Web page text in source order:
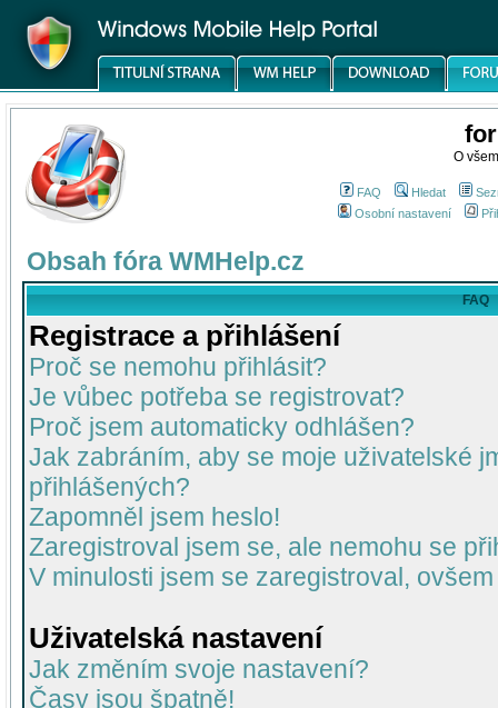
O
FAQ Hledat
Osobní nastavení
Obsah fóra WMHelp.cz
FAQ
Registrace a přihlášení
Proč se nemohu přihlásit?
Je vůbec potřeba se registrovat?
Proč jsem automaticky odhlášen?
Jak zabráním, aby se moje uživatelské
přihlášených?
Zapomněl jsem heslo!
Zaregistroval jsem se, ale nemohu se
V minulosti jsem se zaregistroval,
Uživatelská nastavení
Jak změním svoje nastavení?
Časy jsou špatně!